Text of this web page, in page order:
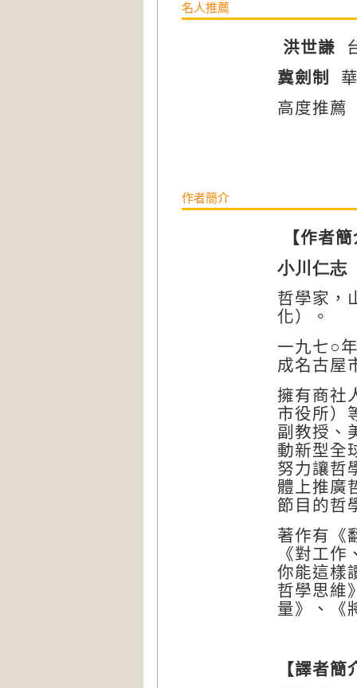
名人推薦
洪世謙
冀劍制
高度推薦
作者簡介
【作者
小川仁志
哲學家，
化）。
一九七○
成名古屋
擁有商社
市役所）
副教授、
動新型全
努力讓哲
體上推廣
節目的哲
著作有《
《對工
你能這樣
哲學思維
量》、《
【譯者簡